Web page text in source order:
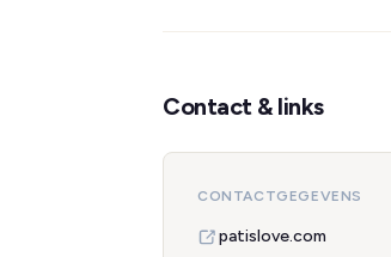
Contact & links
CONTACTGEGEVENS
patislove.com